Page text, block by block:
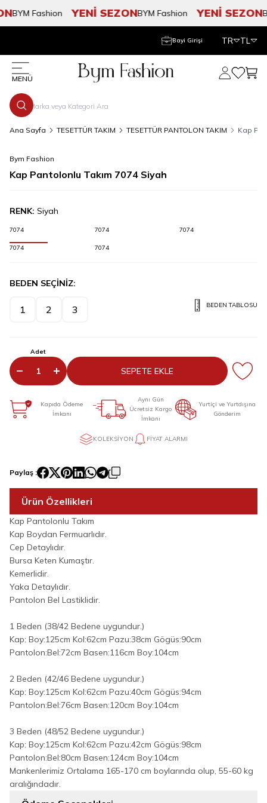
BYM Fashion YENİ SEZONBYM Fashion YENİ SEZON
Bayi Girişi TR TL
MENÜ
Hesabım
Ana Sayfa TESETTÜR TAKIM TESETTÜR PANTOLON TAKIM Kap
Bym Fashion
Kap Pantolonlu Takım 7074 Siyah
RENK: Siyah
7074 7074 7074
7074 7074
BEDEN SEÇİNİZ:
1 2 3 BEDEN TABLOSU
Adet
SEPETE EKLE
Kapıda Ödeme
İmkanı
Aynı Gün
Ücretsiz Kargo
İmkanı
Yurtiçi ve Yurtdışına
Gönderim
KOLEKSIYON FIYAT ALARMI
Paylaş :
Ürün Özellikleri
Kap Pantolonlu Takım
Kap Boydan Fermuarlıdır.
Cep Detaylıdır.
Bursa Keten Kumaştır.
Kemerlidir.
Yaka Detaylıdır.
Pantolon Bel Lastiklidir.
1 Beden (38/42 Bedene uygundur.)
Kap: Boy:125cm Kol:62cm Pazu:38cm Gögüs:90cm
Pantolon:Bel:72cm Basen:116cm Boy:104cm
2 Beden (42/46 Bedene uygundur.)
Kap: Boy:125cm Kol:62cm Pazu:40cm Gögüs:94cm
Pantolon:Bel:76cm Basen:120cm Boy:104cm
3 Beden (48/52 Bedene uygundur.)
Kap: Boy:125cm Kol:62cm Pazu:42cm Gögüs:98cm
Pantolon:Bel:80cm Basen:124cm Boy:104cm
Mankenlerimiz Ortalama 165-170 cm boylarında olup, 55-60 kg
aralığındadır.